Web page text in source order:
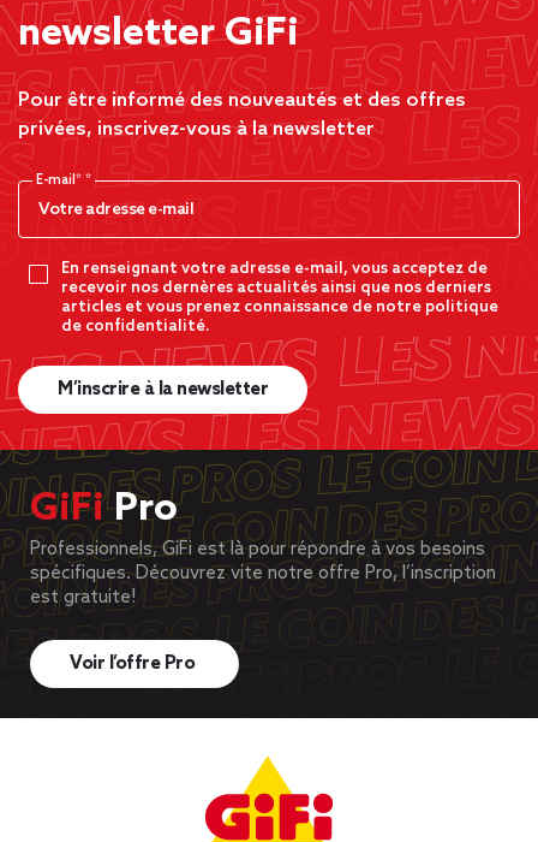
newsletter GiFi
Pour être informé des nouveautés et des offres
privées, inscrivez-vous à la newsletter
E-mail*
En renseignant votre adresse e-mail, vous acceptez de
recevoir nos dernères actualités ainsi que nos derniers
articles et vous prenez connaissance de notre politique
de confidentialité.
M’inscrire à la newsletter
GiFiPro
Professionnels, GiFi est là pour répondre à vos besoins
spécifiques. Découvrez vite notre offre Pro, l’inscription
est gratuite!
Voir l’offre Pro